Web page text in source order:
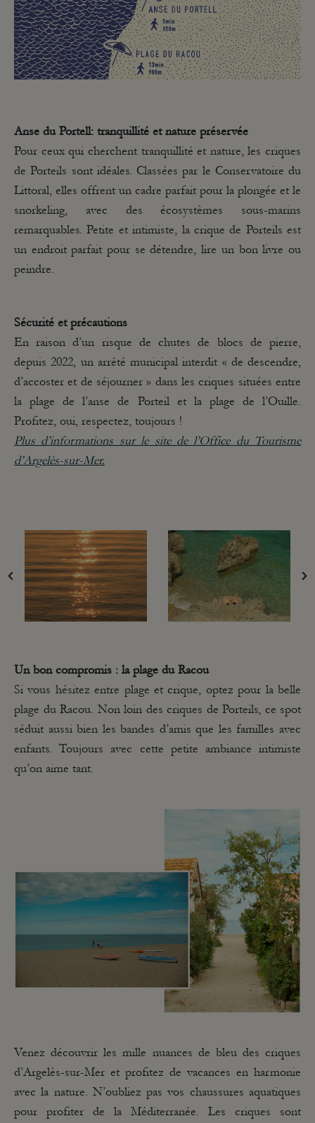
Anse du Portell: tranquillité et nature préservée
Pour ceux qui cherchent tranquillité et nature, les criques
de Porteils sont idéales. Classées par le Conservatoire du
Littoral, elles offrent un cadre parfait pour la plongée et le
snorkeling, avec des écosystèmes sous-marins
remarquables. Petite et intimiste, la crique de Porteils est
un endroit parfait pour se détendre, lire un bon livre ou
peindre.
Sécurité et précautions
En raison d’un risque de chutes de blocs de pierre,
depuis 2022, un arrêté municipal interdit « de descendre,
d’accoster et de séjourner » dans les criques situées entre
la plage de l’anse de Porteil et la plage de l’Ouille.
Profitez, oui, respectez, toujours !
Plus d’informations sur le site de l’Office du Tourisme
d’Argelès-sur-Mer.
Un bon compromis : la plage du Racou
Si vous hésitez entre plage et crique, optez pour la belle
plage du Racou. Non loin des criques de Porteils, ce spot
séduit aussi bien les bandes d’amis que les familles avec
enfants. Toujours avec cette petite ambiance intimiste
qu’on aime tant.
Venez découvrir les mille nuances de bleu des criques
d’Argelès-sur-Mer et profitez de vacances en harmonie
avec la nature. N’oubliez pas vos chaussures aquatiques
pour profiter de la Méditerranée. Les criques sont